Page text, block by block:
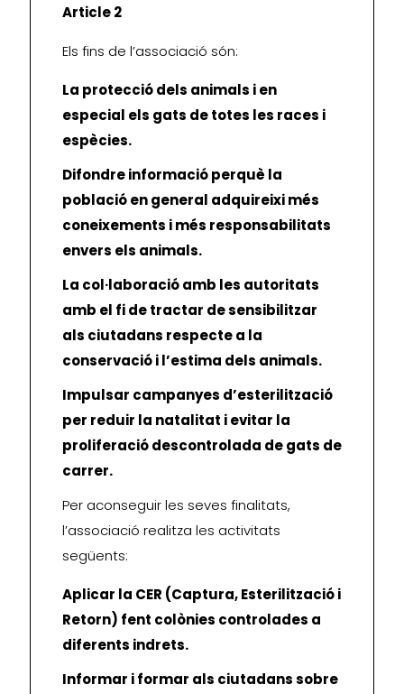
Article 2
Els fins de l’associació són:
La protecció dels animals i en
especial els gats de totes les races i
espècies.
Difondre informació perquè la
població en general adquireixi més
coneixements i més responsabilitats
envers els animals.
La col·laboració amb les autoritats
amb el fi de tractar de sensibilitzar
als ciutadans respecte a la
conservació i l’estima dels animals.
Impulsar campanyes d’esterilització
per reduir la natalitat i evitar la
proliferació descontrolada de gats de
carrer.
Per aconseguir les seves finalitats,
l’associació realitza les activitats
següents:
Aplicar la CER (Captura, Esterilització i
Retorn) fent colònies controlades a
diferents indrets.
Informar i formar als ciutadans sobre